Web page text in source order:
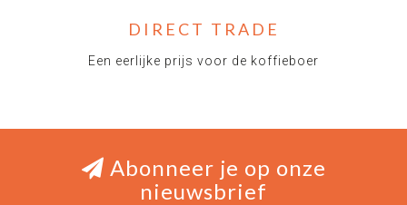
DIRECT TRADE
Een eerlijke prijs voor de koffieboer
Abonneer je op onze
nieuwsbrief